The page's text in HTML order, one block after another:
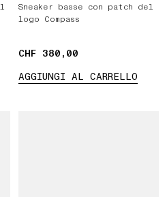
Sneaker basse con patch del
logo Compass
CHF 380,00
CHF 380,00
AGGIUNGI AL CARRELLO